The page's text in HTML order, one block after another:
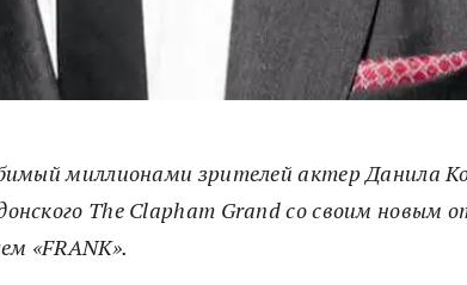
миллионами зрителей актер Данила
The Clapham Grand со своим новым
«FRANK».